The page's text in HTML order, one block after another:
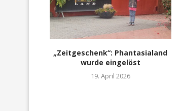
„Zeitgeschenk“: Phantasialand
wurde eingelöst
19. April 2026